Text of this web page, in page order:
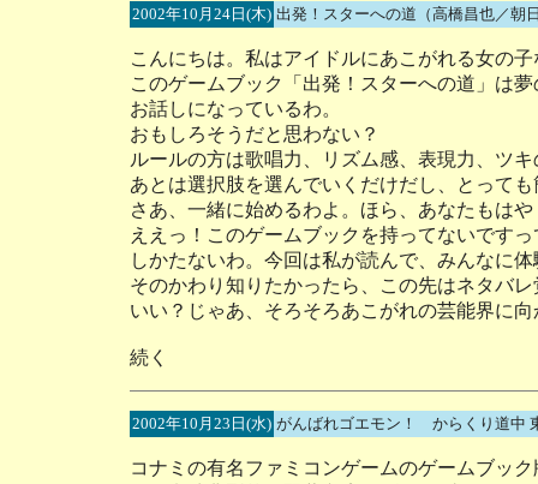
2002年10月24日(木) 出発！スターへの道（高橋昌也／朝
こんにちは。私はアイドルにあこがれる女の
このゲームブック「出発！スターへの道」は
お話しになっているわ。
おもしろそうだと思わない？
ルールの方は歌唱力、リズム感、表現力、ツ
あとは選択肢を選んでいくだけだし、とって
さあ、一緒に始めるわよ。ほら、あなたもは
ええっ！このゲームブックを持ってないですっ
しかたないわ。今回は私が読んで、みんなに
そのかわり知りたかったら、この先はネタバ
いい？じゃあ、そろそろあこがれの芸能界に
続く
2002年10月23日(水) がんばれゴエモン！ からくり道中
コナミの有名ファミコンゲームのゲームブック